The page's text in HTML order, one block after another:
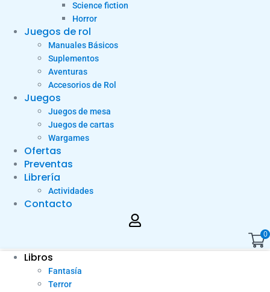
Science fiction
Horror
Juegos de rol
Manuales Básicos
Suplementos
Aventuras
Accesorios de Rol
Juegos
Juegos de mesa
Juegos de cartas
Wargames
Ofertas
Preventas
Librería
Actividades
Contacto
0
Libros
Fantasía
Terror